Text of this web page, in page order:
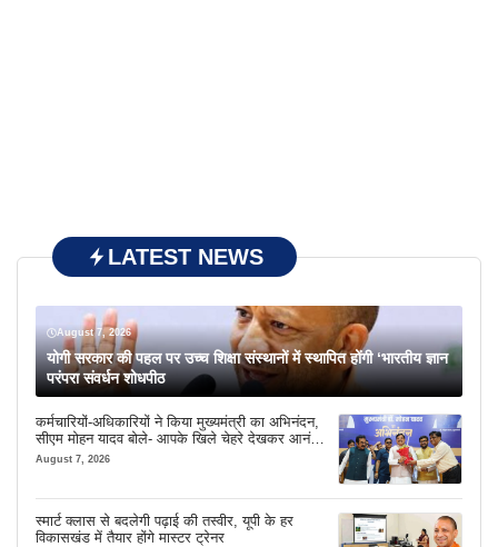
LATEST NEWS
August 7, 2026
योगी सरकार की पहल पर उच्च शिक्षा संस्थानों में स्थापित होंगी ‘भारतीय ज्ञान
परंपरा संवर्धन शोधपीठ
कर्मचारियों-अधिकारियों ने किया मुख्यमंत्री का अभिनंदन,
सीएम मोहन यादव बोले- आपके खिले चेहरे देखकर आनंद
आता है
August 7, 2026
स्मार्ट क्लास से बदलेगी पढ़ाई की तस्वीर, यूपी के हर
विकासखंड में तैयार होंगे मास्टर ट्रेनर